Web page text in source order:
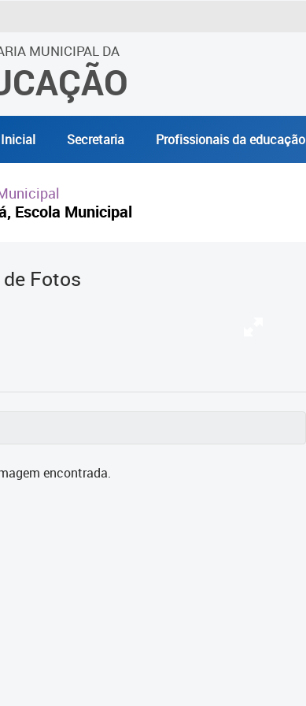
MUNICIPAL DA
Inicial Secretaria Profissionais da educação
Escola Municipal
Fotos
encontrada.